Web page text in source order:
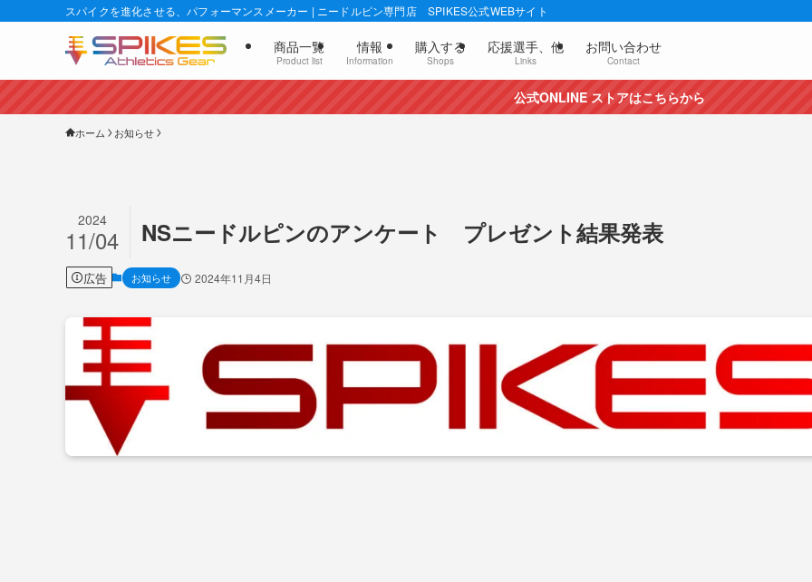
スパイクを進化させる、パフォーマンスメーカー | ニードルピン専門店 SPIKES公式WEBサイト
商品一覧
Product list
情報
Information
購入する
Shops
応援選手、他
Links
お問い合わせ
Contact
公式ONLINE ストアはこちらから
ホーム お知らせ
NSニードルピンのアンケート プレゼント結果発表
2024
11/04
広告 お知らせ 2024年11月4日